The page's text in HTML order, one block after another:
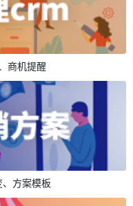
商机提醒
方案模板